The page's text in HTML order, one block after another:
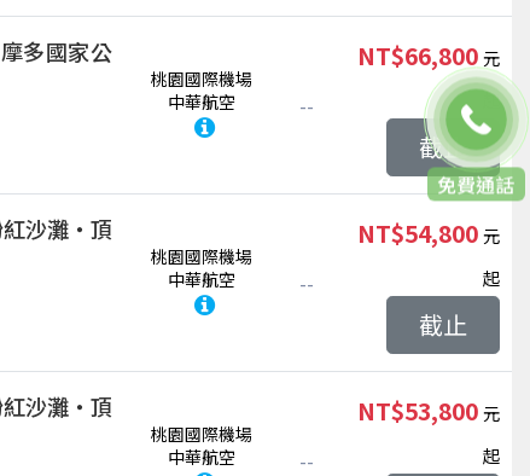
多國家公
桃園國際機場
中華航空
--
NT$66,800
起
截止
紅沙灘‧頂
桃園國際機場
中華航空
--
NT$54,800
起
截止
紅沙灘‧頂
桃園國際機場
中華航空
--
NT$53,800
起
聯絡客服